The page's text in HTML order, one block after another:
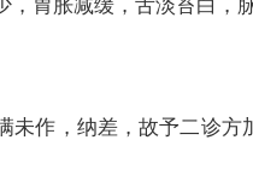
胀减缓，舌淡苔白，
作，纳差，故予二诊方